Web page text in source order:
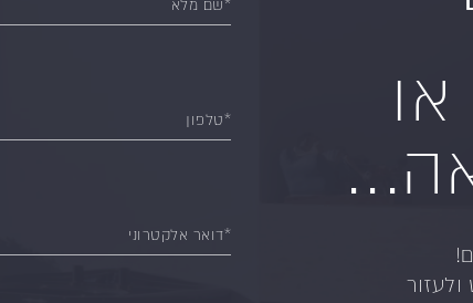
*שם מלא
*טלפון
*דואר אלקטרוני